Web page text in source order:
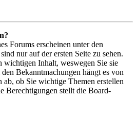
Forums erscheinen unter den
nur auf der ersten Seite zu sehen.
wichtigen Inhalt, weswegen Sie sie
Bekanntmachungen hängt es von
ab, ob Sie wichtige Themen erstellen
Berechtigungen stellt die Board-